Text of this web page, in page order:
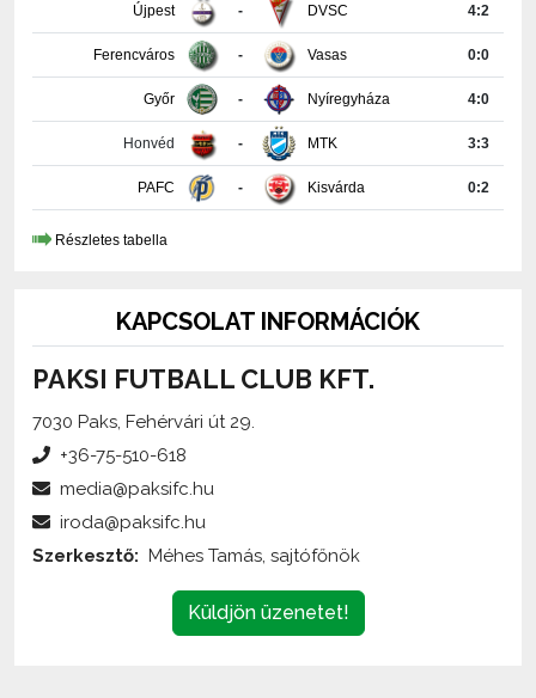
Újpest - DVSC 4:2
Ferencváros - Vasas 0:0
Győr - Nyíregyháza 4:0
Honvéd - MTK 3:3
PAFC - Kisvárda 0:2
Részletes tabella
KAPCSOLAT INFORMÁCIÓK
PAKSI FUTBALL CLUB KFT.
7030 Paks, Fehérvári út 29.
+36-75-510-618
media@paksifc.hu
iroda@paksifc.hu
Szerkesztő: Méhes Tamás, sajtófőnök
Küldjön üzenetet!